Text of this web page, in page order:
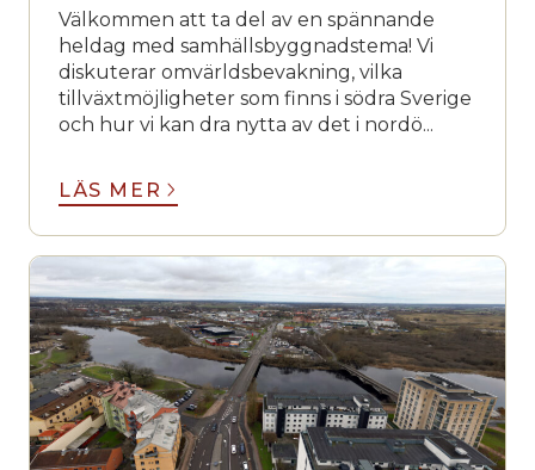
Välkommen att ta del av en spännande
heldag med samhällsbyggnadstema! Vi
diskuterar omvärldsbevakning, vilka
tillväxtmöjligheter som finns i södra Sverige
och hur vi kan dra nytta av det i nordö...
LÄS MER